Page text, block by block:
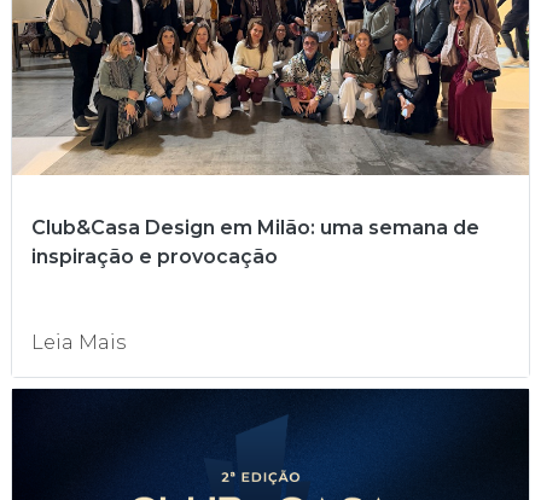
Club&Casa Design em Milão: uma semana de
inspiração e provocação
Leia Mais